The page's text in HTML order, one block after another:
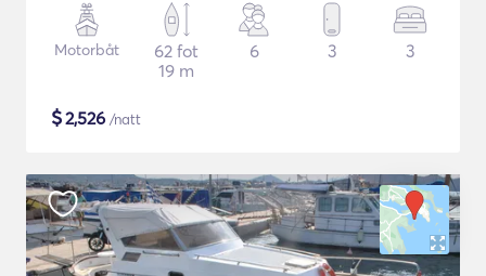
Motorbåt
62 fot
19 m
6 3 3
$2,526 /natt